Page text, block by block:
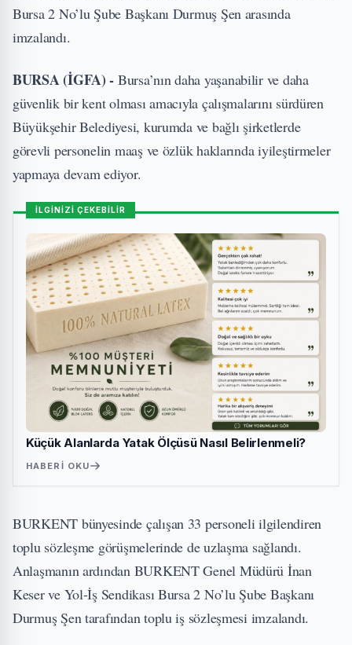
Bursa 2 No’lu Şube Başkanı Durmuş Şen arasında
imzalandı.
BURSA (İGFA) - Bursa’nın daha yaşanabilir ve daha
güvenlik bir kent olması amacıyla çalışmalarını sürdüren
Büyükşehir Belediyesi, kurumda ve bağlı şirketlerde
görevli personelin maaş ve özlük haklarında iyileştirmeler
yapmaya devam ediyor.
İLGİNİZİ ÇEKEBİLİR
Küçük Alanlarda Yatak Ölçüsü Nasıl Belirlenmeli?
HABERI OKU
BURKENT bünyesinde çalışan 33 personeli ilgilendiren
toplu sözleşme görüşmelerinde de uzlaşma sağlandı.
Anlaşmanın ardından BURKENT Genel Müdürü İnan
Keser ve Yol-İş Sendikası Bursa 2 No’lu Şube Başkanı
Durmuş Şen tarafından toplu iş sözleşmesi imzalandı.